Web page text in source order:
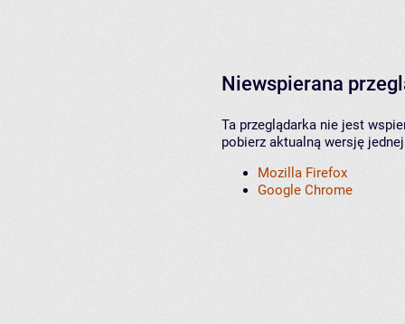
Niewspierana
Ta przeglądarka nie jest
pobierz aktualną wersję
Mozilla Firefox
Google Chrome